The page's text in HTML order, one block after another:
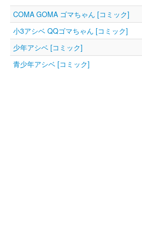
COMA GOMA ゴマちゃん [コミック]
小3アシベ QQゴマちゃん [コミック]
少年アシベ [コミック]
青少年アシベ [コミック]